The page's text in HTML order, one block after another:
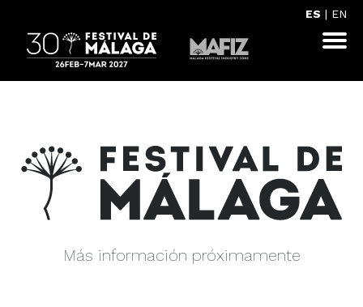
ES | EN
Más información próximamente